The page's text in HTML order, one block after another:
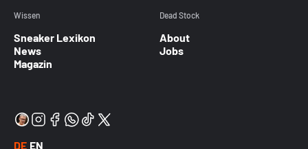
Wissen
Sneaker Lexikon
News
Magazin
Dead Stock
About
Jobs
DE EN